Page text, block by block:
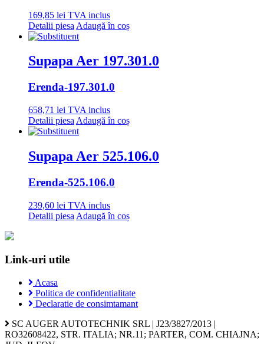
169,85 lei TVA inclus
Detalii piesa Adaugă în coș
Supapa Aer 197.301.0
Erenda-197.301.0
658,71 lei TVA inclus
Detalii piesa Adaugă în coș
Supapa Aer 525.106.0
Erenda-525.106.0
239,60 lei TVA inclus
Detalii piesa Adaugă în coș
Link-uri utile
Acasa
Politica de confidentialitate
Declaratie de consimtamant
SC AUGER AUTOTECHNIK SRL | J23/3827/2013 |
RO32608422, STR. ITALIA; NR.11; PARTER, COM. CHIAJNA;